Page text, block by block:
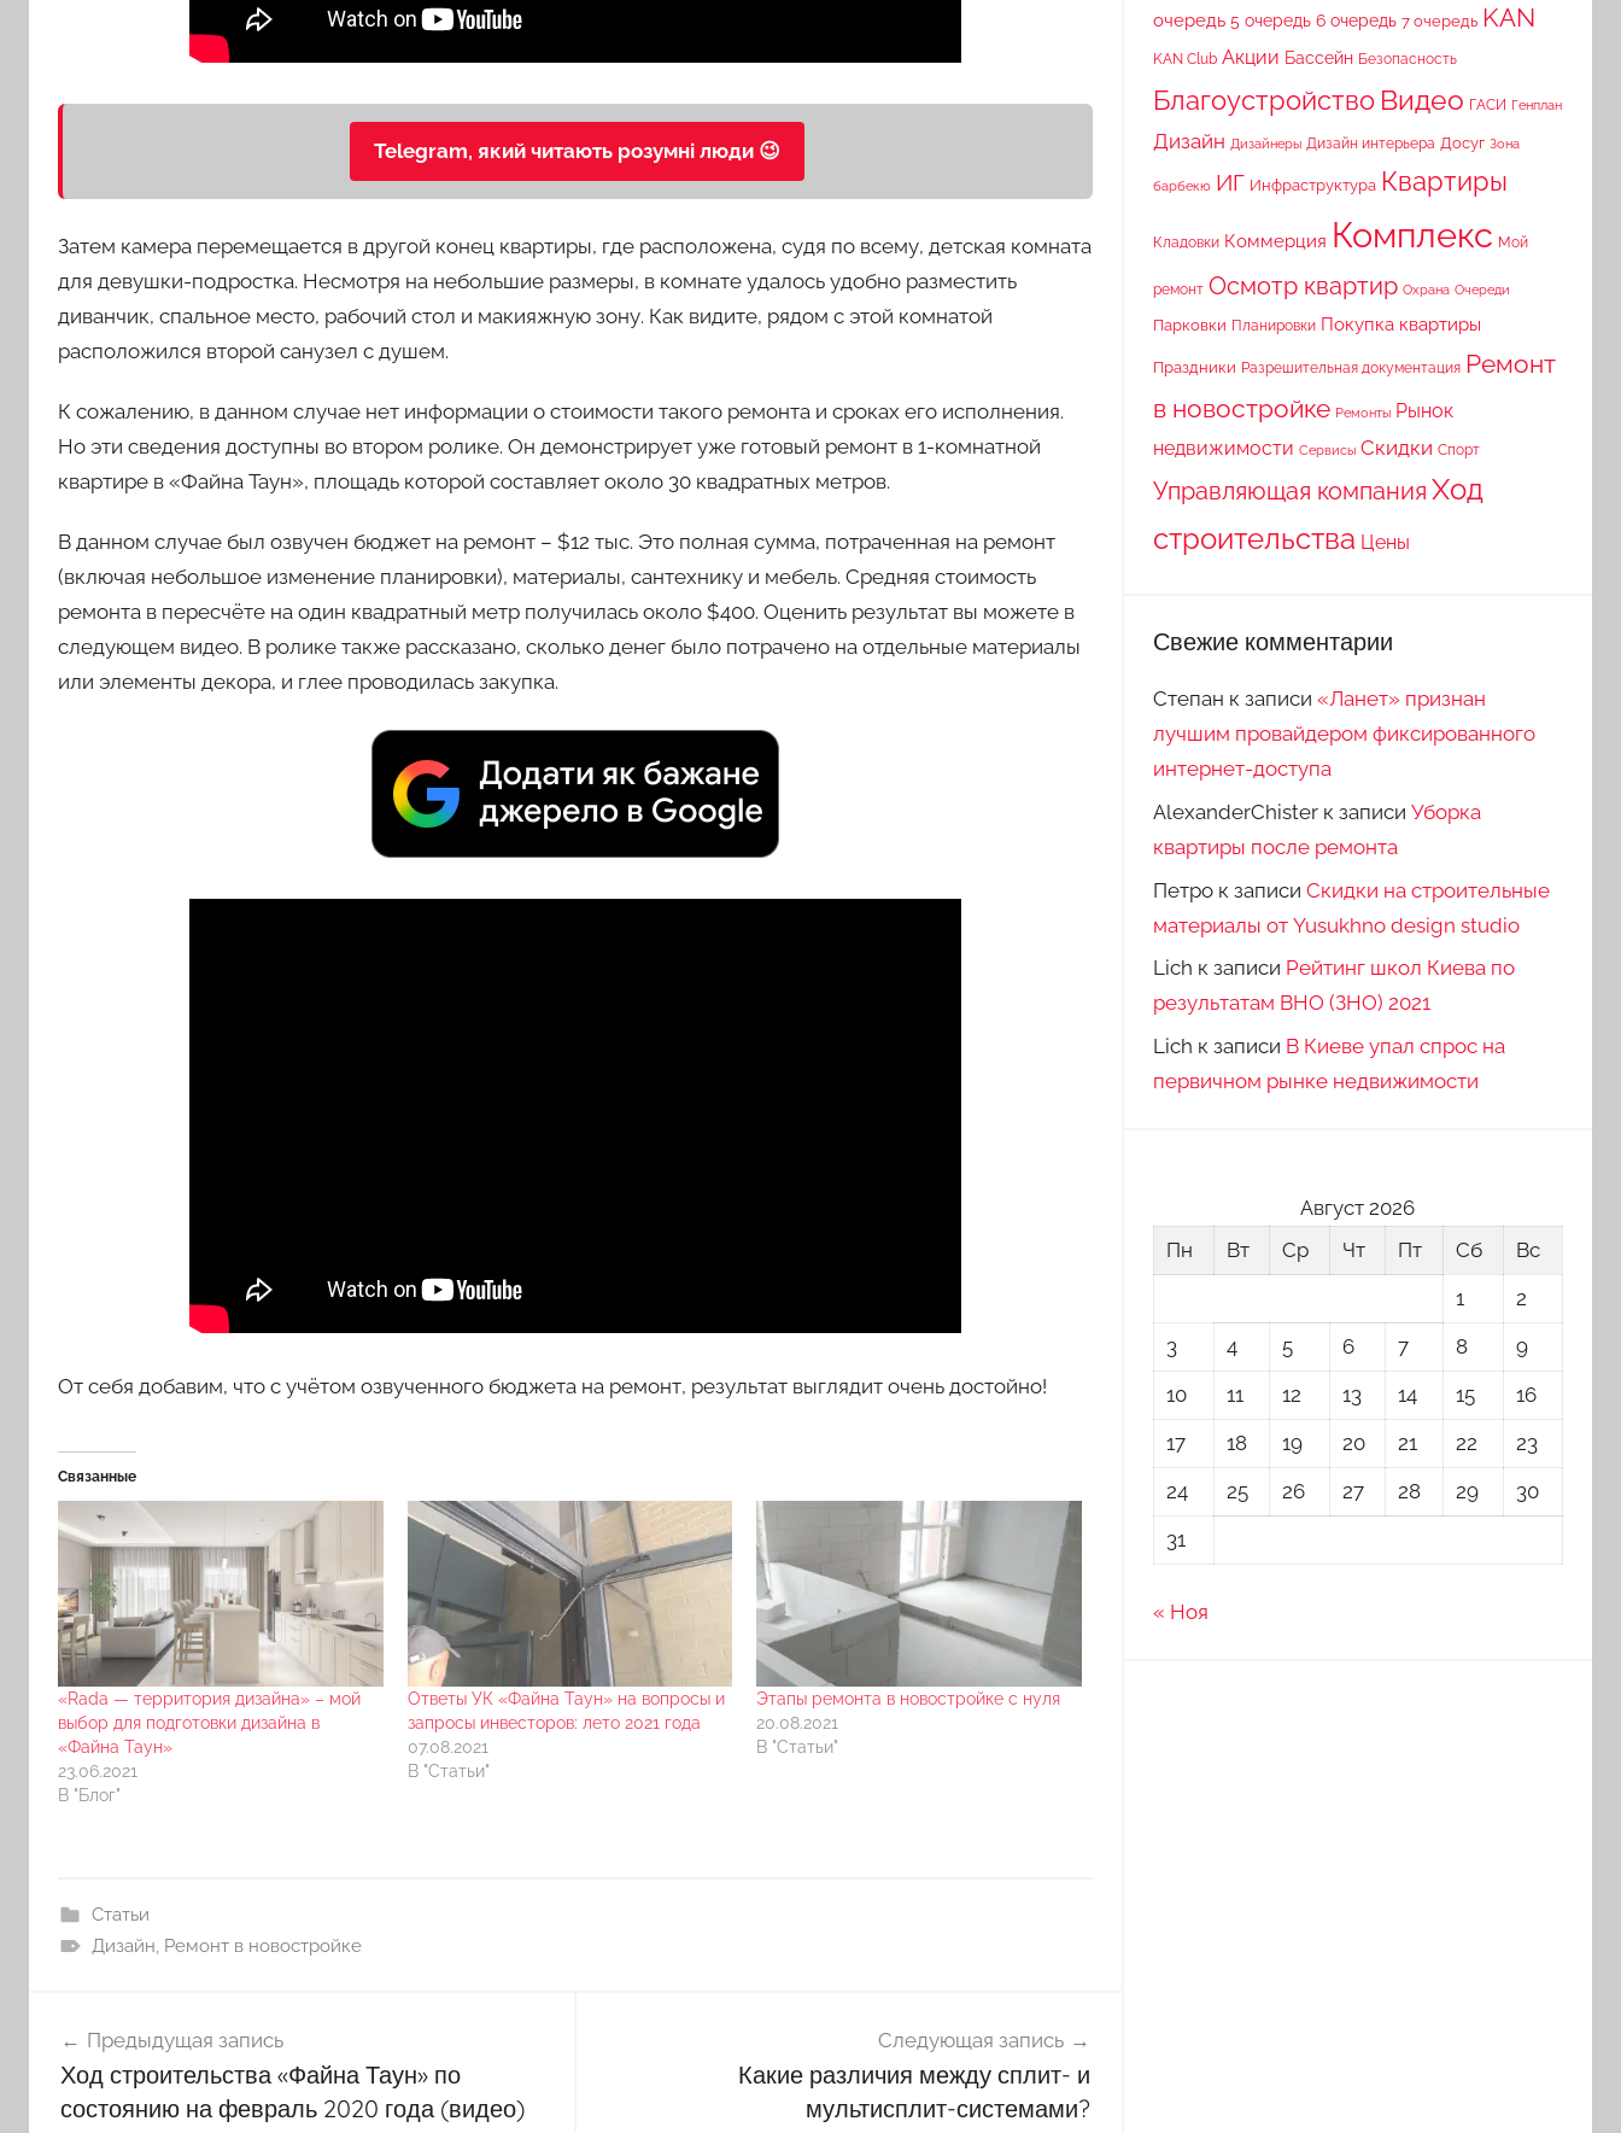
Telegram, який читають розумні люди 😉
Затем камера перемещается в другой конец квартиры, где расположена, судя по всему, детская комната
для девушки-подростка. Несмотря на небольшие размеры, в комнате удалось удобно разместить
диванчик, спальное место, рабочий стол и макияжную зону. Как видите, рядом с этой комнатой
расположился второй санузел с душем.
К сожалению, в данном случае нет информации о стоимости такого ремонта и сроках его исполнения.
Но эти сведения доступны во втором ролике. Он демонстрирует уже готовый ремонт в 1-комнатной
квартире в «Файна Таун», площадь которой составляет около 30 квадратных метров.
В данном случае был озвучен бюджет на ремонт – $12 тыс. Это полная сумма, потраченная на ремонт
(включая небольшое изменение планировки), материалы, сантехнику и мебель. Средняя стоимость
ремонта в пересчёте на один квадратный метр получилась около $400. Оценить результат вы можете в
следующем видео. В ролике также рассказано, сколько денег было потрачено на отдельные материалы
или элементы декора, и глее проводилась закупка.
От себя добавим, что с учётом озвученного бюджета на ремонт, результат выглядит очень достойно!
Связанные
«Rada — территория дизайна» – мой
выбор для подготовки дизайна в
«Файна Таун»
23.06.2021
В "Блог"
Ответы УК «Файна Таун» на вопросы и
запросы инвесторов: лето 2021 года
07.08.2021
В "Статьи"
Этапы ремонта в новостройке с нуля
20.08.2021
В "Статьи"
Статьи
Дизайн Ремонт в новостройке
по
записям
Предыдущая запись
Ход строительства «Файна Таун» по
состоянию на февраль 2020 года (видео)
Следующая запись
Какие различия между сплит- и
мультисплит-системами?
очередь 5 очередь 6 очередь 7 очередь KAN
KAN Club Акции Бассейн Безопасность
Благоустройство Видео ГАСИ Генплан
Дизайн Дизайнеры Дизайн интерьера Досуг Зона
барбекю ИГ Инфраструктура Квартиры
Кладовки Коммерция Комплекс Мой
ремонт Осмотр квартир Охрана Очереди
Парковки Планировки Покупка квартиры
Праздники Разрешительная документация Ремонт
в новостройке Ремонты Рынок
недвижимости Сервисы Скидки Спорт
Управляющая компания Ход
строительства Цены
Свежие комментарии
Степан к записи «Ланет» признан
лучшим провайдером фиксированного
интернет-доступа
AlexanderChisterк записи Уборка
квартиры после ремонта
Петрок записи Скидки на строительные
материалы от Yusukhno design studio
Lich к записи Рейтинг школ Киева по
результатам ВНО (ЗНО) 2021
Lich к записи В Киеве упал спрос на
первичном рынке недвижимости
Август 2026
Пн
Вт Ср Чт Пт Сб
Вс
1
2
3
4 5 6 7 8
9
10
11 12 13 14 15
16
17
18 19 20 21 22
23
24
25 26 27 28 29
30
31
« Ноя